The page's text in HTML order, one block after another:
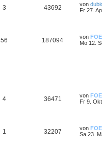
3 43692 von
Fr 27.
56 187094 von FOE
Mo 12.
4 36471 von FOE
Fr 9.
1 32207 von FOE
Sa 23.